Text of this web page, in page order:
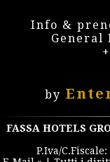
Info &
General
by
FASSA HOTELS
P.Iva/